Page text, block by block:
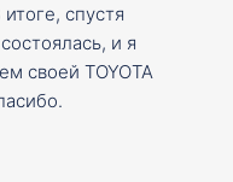
спустя
и я
своей TOYOTA